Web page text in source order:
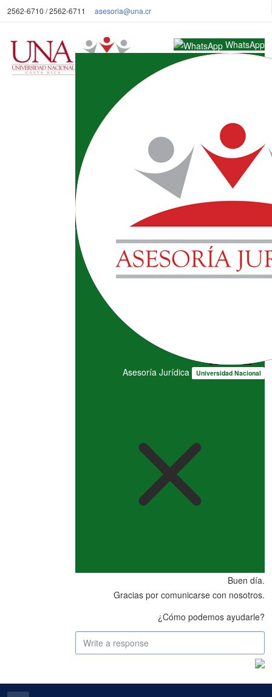
2562-6710 / 2562-6711 asesoria@una.cr
WhatsApp
Asesoría Jurídica Universidad Nacional
Buen día.
Gracias por comunicarse con nosotros.
¿Cómo podemos ayudarle?